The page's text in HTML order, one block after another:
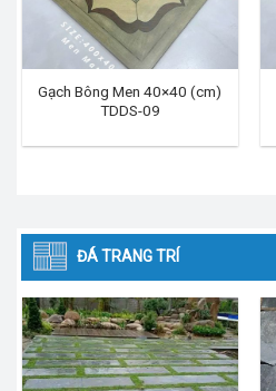
Gạch Bông Men 40×40 (cm)
TDDS-09
ĐÁ TRANG TRÍ